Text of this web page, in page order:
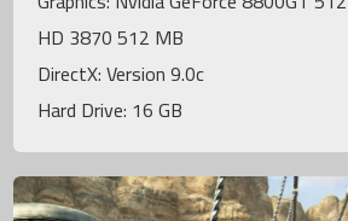
HD 3870 512 MB
DirectX: Version 9.0c
Hard Drive: 16 GB